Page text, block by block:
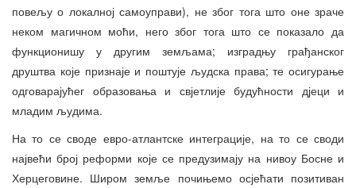
повељу о локалној самоуправи), не због тога што оне зраче
неком магичном моћи, него због тога што се показало да
функционишу у другим земљама; изградњу грађанског
друштва које признаје и поштује људска права; те осигурање
одговарајућег образовања и свјетлије будућности дјеци и
младим људима.
На то се своде евро-атлантске интеграције, на то се своди
највећи број реформи које се предузимају на нивоу Босне и
Херцеговине. Широм земље почињемо осјећати позитиван